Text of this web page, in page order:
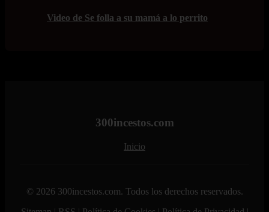
Video de Se folla a su mamá a lo perrito
300incestos.com
Inicio
© 2026 300incestos.com. Todos los derechos reservados.